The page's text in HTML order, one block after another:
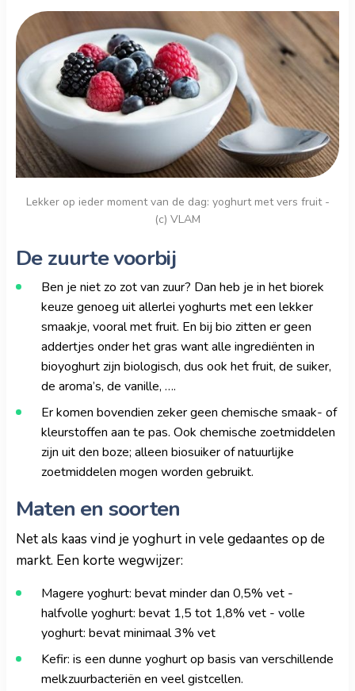
Lekker op ieder moment van de dag: yoghurt met vers fruit -
(c) VLAM
De zuurte voorbij
Ben je niet zo zot van zuur? Dan heb je in het biorek
keuze genoeg uit allerlei yoghurts met een lekker
smaakje, vooral met fruit. En bij bio zitten er geen
addertjes onder het gras want alle ingrediënten in
bioyoghurt zijn biologisch, dus ook het fruit, de suiker,
de aroma’s, de vanille, ….
Er komen bovendien zeker geen chemische smaak- of
kleurstoffen aan te pas. Ook chemische zoetmiddelen
zijn uit den boze; alleen biosuiker of natuurlijke
zoetmiddelen mogen worden gebruikt.
Maten en soorten
Net als kaas vind je yoghurt in vele gedaantes op de
markt. Een korte wegwijzer:
Magere yoghurt: bevat minder dan 0,5% vet -
halfvolle yoghurt: bevat 1,5 tot 1,8% vet - volle
yoghurt: bevat minimaal 3% vet
Kefir: is een dunne yoghurt op basis van verschillende
melkzuurbacteriën en veel gistcellen.